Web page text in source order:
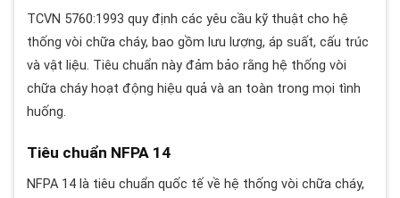
TCVN 5760:1993 quy định các yêu cầu kỹ thuật cho hệ
thống vòi chữa cháy, bao gồm lưu lượng, áp suất, cấu trúc
và vật liệu. Tiêu chuẩn này đảm bảo rằng hệ thống vòi
chữa cháy hoạt động hiệu quả và an toàn trong mọi tình
huống.
Tiêu chuẩn NFPA 14
NFPA 14 là tiêu chuẩn quốc tế về hệ thống vòi chữa cháy,